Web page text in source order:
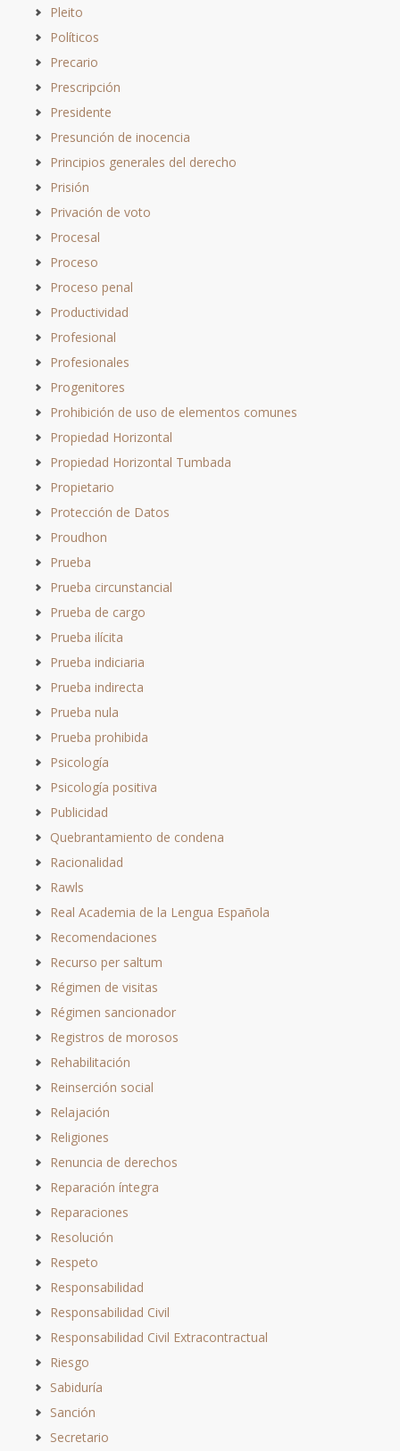
Pleito
Políticos
Precario
Prescripción
Presidente
Presunción de inocencia
Principios generales del derecho
Prisión
Privación de voto
Procesal
Proceso
Proceso penal
Productividad
Profesional
Profesionales
Progenitores
Prohibición de uso de elementos comunes
Propiedad Horizontal
Propiedad Horizontal Tumbada
Propietario
Protección de Datos
Proudhon
Prueba
Prueba circunstancial
Prueba de cargo
Prueba ilícita
Prueba indiciaria
Prueba indirecta
Prueba nula
Prueba prohibida
Psicología
Psicología positiva
Publicidad
Quebrantamiento de condena
Racionalidad
Rawls
Real Academia de la Lengua Española
Recomendaciones
Recurso per saltum
Régimen de visitas
Régimen sancionador
Registros de morosos
Rehabilitación
Reinserción social
Relajación
Religiones
Renuncia de derechos
Reparación íntegra
Reparaciones
Resolución
Respeto
Responsabilidad
Responsabilidad Civil
Responsabilidad Civil Extracontractual
Riesgo
Sabiduría
Sanción
Secretario